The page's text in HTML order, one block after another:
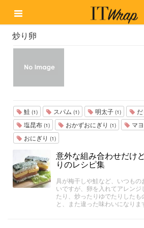
炒り卵
鮭 (1) スパム (1) 明太子 (1)
塩昆布 (1) おかずおにぎり (1) マ
おにぎり (1)
意外な組み合わせだけ
りのレシピ集
具が梅干しや鮭など、いつも
いですが、卵を入れてアレン
たり、炒ったりゆでたりした
と、また違った味わいになりま